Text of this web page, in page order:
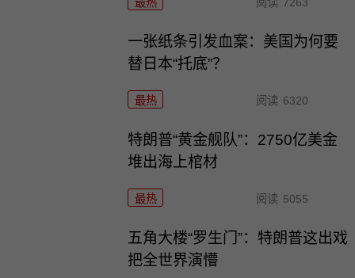
一张纸条引发血案：美国为何要
替日本“托底”？
最热 阅读 6320
特朗普“黄金舰队”：2750亿美金
堆出海上棺材
最热 阅读 5055
五角大楼“罗生门”：特朗普这出戏
把全世界演懵